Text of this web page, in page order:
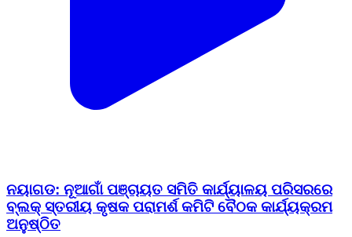
ନୟାଗଡ: ନୂଆଗାଁ ପଞ୍ଚାୟତ ସମିତି କାର୍ଯ୍ୟାଳୟ ପରିସରରେ
ବ୍ଲକ୍ ସ୍ତରୀୟ କୃଷକ ପରାମର୍ଶ କମିଟି ବୈଠକ କାର୍ଯ୍ୟକ୍ରମ
ଅନୁଷ୍ଠିତ